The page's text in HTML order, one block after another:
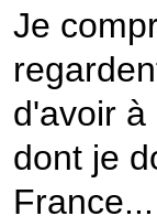
Je
d'avoir
dont je
France...